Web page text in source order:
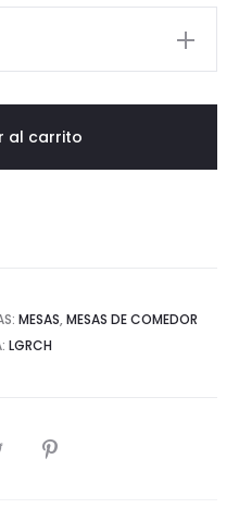
al carrito
MESAS, MESAS DE COMEDOR
LGRCH